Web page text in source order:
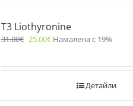
T3 Liothyronine
31.00€ 25.00€Намалена с 19%
Детайли